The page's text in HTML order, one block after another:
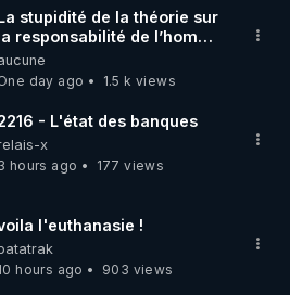
de méditation et
www.envol.app/code
stupidité de la théorie sur
responsabilité de l’homme
le dioxyde de
day ago
1.5 k views
- L'état des banques
x
hours ago
177 views
l'euthanasie !
hours ago
903 views